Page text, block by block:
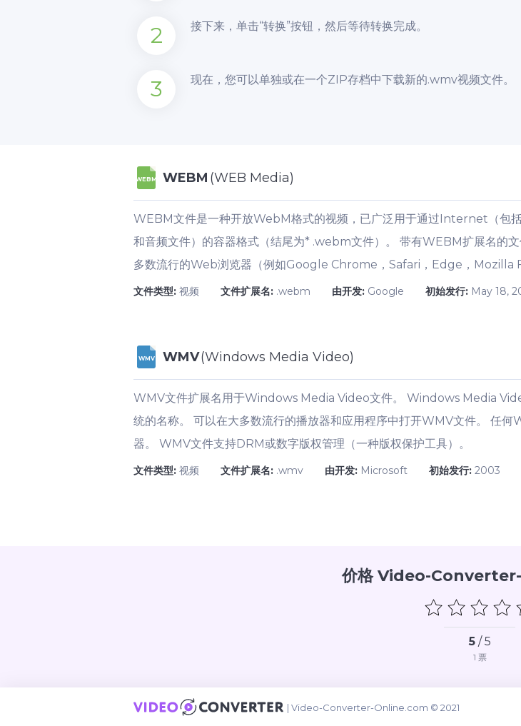
2 接下来，单击“转换”按钮，然后等待转换完成。
3 现在，您可以单独或在一个ZIP存档中下载新的.wmv视频文件。
WEBM WEBM (WEB Media)
WEBM文件是一种开放WebM格式的视频，已广泛用于通过Internet（包
和音频文件）的容器格式（结尾为* .webm文件）。 带有WEBM扩展名的
多数流行的Web浏览器（例如Google Chrome，Safari，Edge，Mozilla
文件类型: 视频 文件扩展名: .webm 由开发: Google 初始发行: May 18,
WMV WMV(Windows Media Video)
WMV文件扩展名用于Windows Media Video文件。 Windows Media
统的名称。 可以在大多数流行的播放器和应用程序中打开WMV文件。 任
器。 WMV文件支持DRM或数字版权管理（一种版权保护工具）。
文件类型: 视频 文件扩展名: .wmv 由开发: Microsoft 初始发行: 2003
价格 Video-
5/ 5
1 票
| Video-Converter-Online.com © 2021